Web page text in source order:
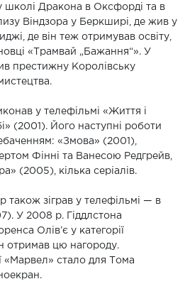
школі Дракона в Оксфорді та в
Віндзора у Беркширі, де жив у
де він теж отримував освіту,
«Трамвай „Бажання“». У
престижну Королівську
у телефільмі «Життя і
(2001). Його наступні роботи
«Змова» (2001),
Фінні та Ванесою Редгрейв,
(2005), кілька серіалів.
також зіграв у телефільмі — в
У 2008 р. Гіддлстона
Олів’є у категорії
отримав цю нагороду.
«Марвел» стало для Тома